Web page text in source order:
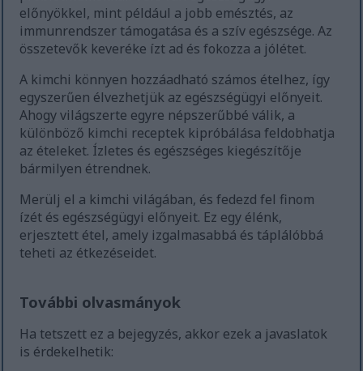
előnyökkel, mint például a jobb emésztés, az
immunrendszer támogatása és a szív egészsége. Az
összetevők keveréke ízt ad és fokozza a jólétet.
A kimchi könnyen hozzáadható számos ételhez, így
egyszerűen élvezhetjük az egészségügyi előnyeit.
Ahogy világszerte egyre népszerűbbé válik, a
különböző kimchi receptek kipróbálása feldobhatja
az ételeket. Ízletes és egészséges kiegészítője
bármilyen étrendnek.
Merülj el a kimchi világában, és fedezd fel finom
ízét és egészségügyi előnyeit. Ez egy élénk,
erjesztett étel, amely izgalmasabbá és táplálóbbá
teheti az étkezéseidet.
További olvasmányok
Ha tetszett ez a bejegyzés, akkor ezek a javaslatok
is érdekelhetik: